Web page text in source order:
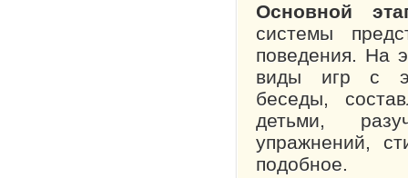
Основной
системы
поведения. На
виды игр с
беседы,
детьми,
упражнений,
подобное.